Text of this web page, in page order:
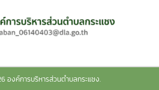
องค์การบริหารส่วนตำบลกระแชง.